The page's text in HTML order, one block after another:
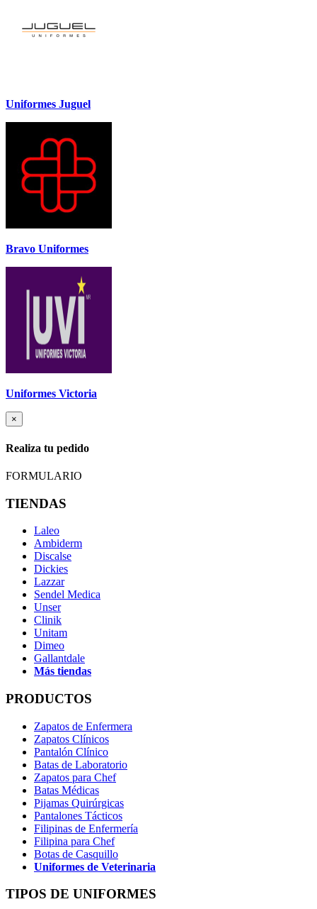
Uniformes Juguel
Bravo Uniformes
Uniformes Victoria
×
Realiza tu pedido
FORMULARIO
TIENDAS
Laleo
Ambiderm
Discalse
Dickies
Lazzar
Sendel Medica
Unser
Clinik
Unitam
Dimeo
Gallantdale
Más tiendas
PRODUCTOS
Zapatos de Enfermera
Zapatos Clínicos
Pantalón Clínico
Batas de Laboratorio
Zapatos para Chef
Batas Médicas
Pijamas Quirúrgicas
Pantalones Tácticos
Filipinas de Enfermería
Filipina para Chef
Botas de Casquillo
Uniformes de Veterinaria
TIPOS DE UNIFORMES